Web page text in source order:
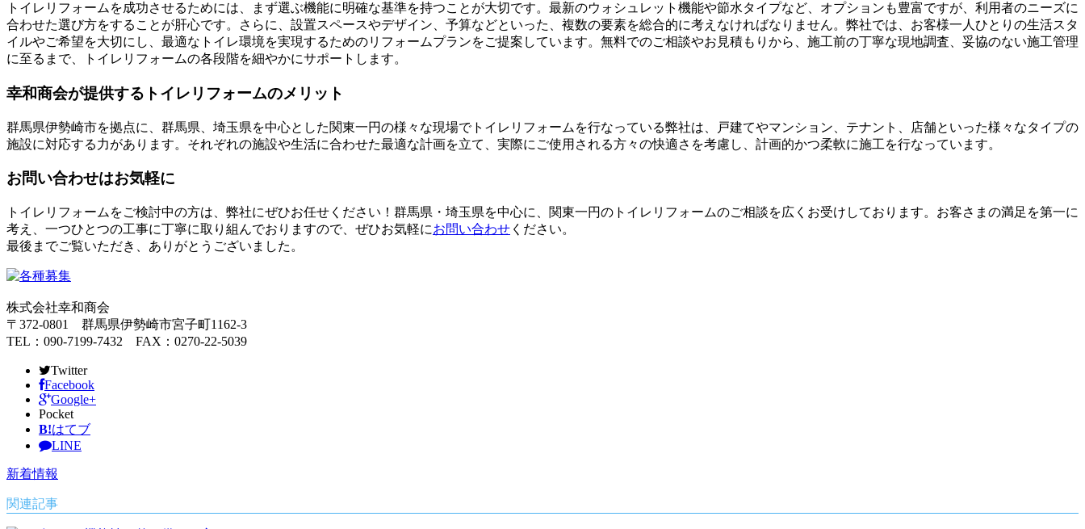
トイレリフォームを成功させるためには、まず選ぶ機能に明確な基準を持つことが大切です。最新のウォシュレット機能や節水タイプなど、オプションも豊富ですが、利用者のニーズに
合わせた選び方をすることが肝心です。さらに、設置スペースやデザイン、予算などといった、複数の要素を総合的に考えなければなりません。弊社では、お客様一人ひとりの生活スタ
イルやご希望を大切にし、最適なトイレ環境を実現するためのリフォームプランをご提案しています。無料でのご相談やお見積もりから、施工前の丁寧な現地調査、妥協のない施工管理
に至るまで、トイレリフォームの各段階を細やかにサポートします。
幸和商会が提供するトイレリフォームのメリット
群馬県伊勢崎市を拠点に、群馬県、埼玉県を中心とした関東一円の様々な現場でトイレリフォームを行なっている弊社は、戸建てやマンション、テナント、店舗といった様々なタイプの
施設に対応する力があります。それぞれの施設や生活に合わせた最適な計画を立て、実際にご使用される方々の快適さを考慮し、計画的かつ柔軟に施工を行なっています。
お問い合わせはお気軽に
トイレリフォームをご検討中の方は、弊社にぜひお任せください！群馬県・埼玉県を中心に、関東一円のトイレリフォームのご相談を広くお受けしております。お客さまの満足を第一に
考え、一つひとつの工事に丁寧に取り組んでおりますので、ぜひお気軽にお問い合わせ ください。
最後までご覧いただき、ありがとうございました。
株式会社幸和商会
〒372-0801 群馬県伊勢崎市宮子町1162-3
TEL：090-7199-7432 FAX：0270-22-5039
Twitter
Facebook
Google+
Pocket
B!はてブ
LINE
新着情報
関連記事